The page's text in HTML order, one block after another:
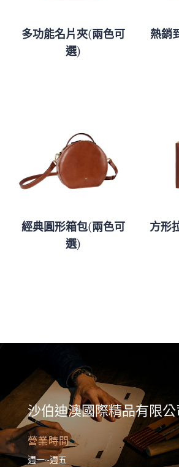
多功能名片夾(兩色可
選)
熱銷
經典圓形箱包(兩色可
選)
方形
沙伯迪澳國際精品有限公
營業時間
週一~週五